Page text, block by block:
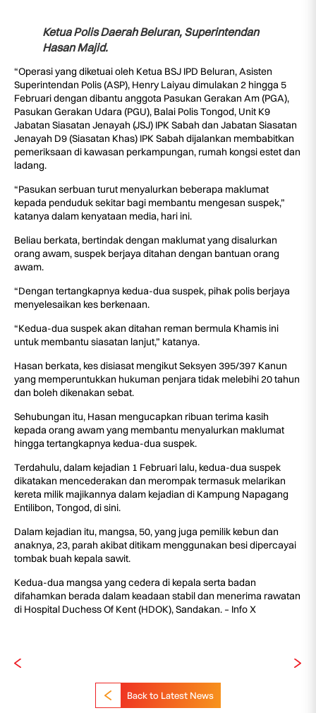
Ketua Polis Daerah Beluran, Superintendan
Hasan Majid.
“Operasi yang diketuai oleh Ketua BSJ IPD Beluran, Asisten
Superintendan Polis (ASP), Henry Laiyau dimulakan 2 hingga 5
Februari dengan dibantu anggota Pasukan Gerakan Am (PGA),
Pasukan Gerakan Udara (PGU), Balai Polis Tongod, Unit K9
Jabatan Siasatan Jenayah (JSJ) IPK Sabah dan Jabatan Siasatan
Jenayah D9 (Siasatan Khas) IPK Sabah dijalankan membabitkan
pemeriksaan di kawasan perkampungan, rumah kongsi estet dan
ladang.
“Pasukan serbuan turut menyalurkan beberapa maklumat
kepada penduduk sekitar bagi membantu mengesan suspek,”
katanya dalam kenyataan media, hari ini.
Beliau berkata, bertindak dengan maklumat yang disalurkan
orang awam, suspek berjaya ditahan dengan bantuan orang
awam.
“Dengan tertangkapnya kedua-dua suspek, pihak polis berjaya
menyelesaikan kes berkenaan.
“Kedua-dua suspek akan ditahan reman bermula Khamis ini
untuk membantu siasatan lanjut,” katanya.
Hasan berkata, kes disiasat mengikut Seksyen 395/397 Kanun
yang memperuntukkan hukuman penjara tidak melebihi 20 tahun
dan boleh dikenakan sebat.
Sehubungan itu, Hasan mengucapkan ribuan terima kasih
kepada orang awam yang membantu menyalurkan maklumat
hingga tertangkapnya kedua-dua suspek.
Terdahulu, dalam kejadian 1 Februari lalu, kedua-dua suspek
dikatakan mencederakan dan merompak termasuk melarikan
kereta milik majikannya dalam kejadian di Kampung Napagang
Entilibon, Tongod, di sini.
Dalam kejadian itu, mangsa, 50, yang juga pemilik kebun dan
anaknya, 23, parah akibat ditikam menggunakan besi dipercayai
tombak buah kepala sawit.
Kedua-dua mangsa yang cedera di kepala serta badan
difahamkan berada dalam keadaan stabil dan menerima rawatan
di Hospital Duchess Of Kent (HDOK), Sandakan. – Info X
Back to Latest News